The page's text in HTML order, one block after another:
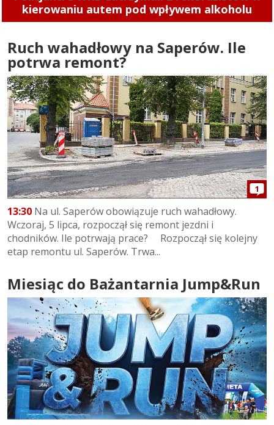
kierowaniu autem pod wpływem alkoholu
Maja (zdjęcia)
Ruch wahadłowy na Saperów. Ile
potrwa remont?
1
13:30 Na ul. Saperów obowiązuje ruch wahadłowy.
Wczoraj, 5 lipca, rozpoczął się remont jezdni i
chodników. Ile potrwają prace? Rozpoczął się kolejny
etap remontu ul. Saperów. Trwa...
Miesiąc do Bażantarnia Jump&Run